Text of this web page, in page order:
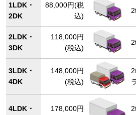
1LDK・
2DK
88,000円(税
込)
2LDK・
3DK
118,000円
(税込)
3LDK・
4DK
148,000円
(税込)
4LDK・
178,000円